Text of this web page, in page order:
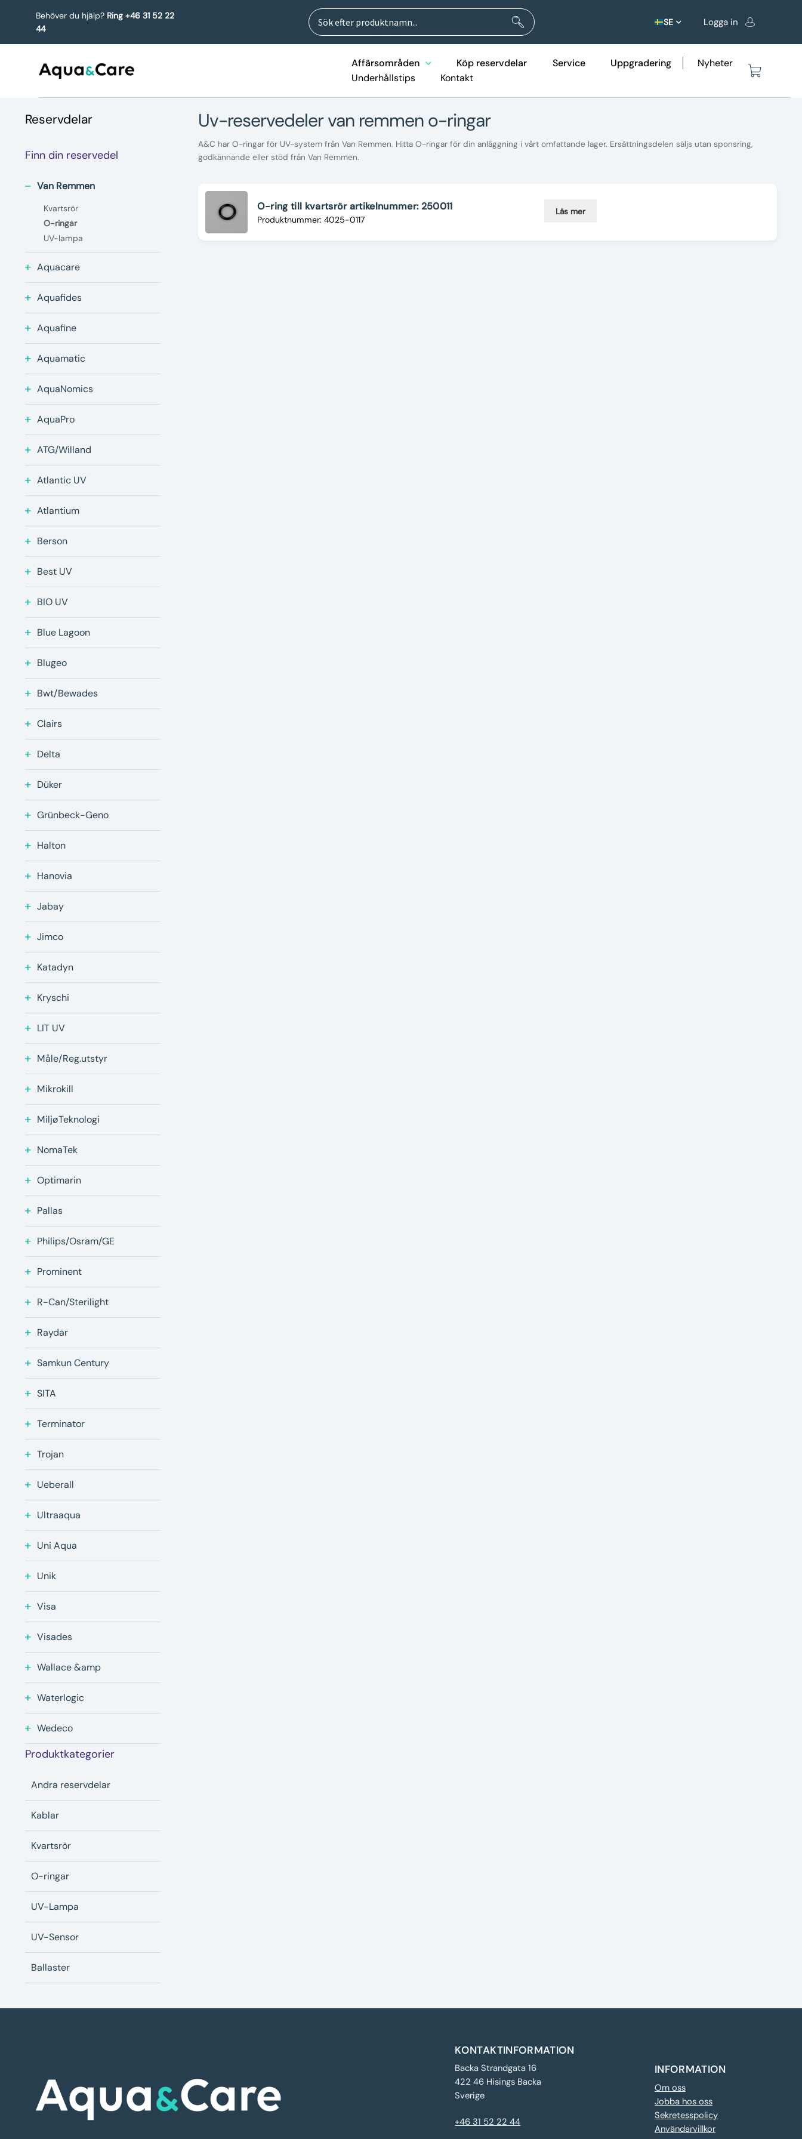
Behöver du hjälp? Ring +46 31 52 22
44
Sök
efter:
Sök
SE Logga in
Affärsområden Köp reservdelar Service Uppgradering
Nyheter
Underhållstips
Kontakt
uv-reservedeler van remmen o-ringar
A&C har O-ringar för UV-system från Van Remmen. Hitta O-ringar för din anläggning i vårt omfattande lager. Ersättningsdelen säljs utan sponsring,
godkännande eller stöd från Van Remmen.
O-ring till kvartsrör artikelnummer: 250011
Produktnummer: 4025-0117
Läs mer
Produktkategorier
Andra reservdelar
Kablar
Kvartsrör
O-ringar
UV-Lampa
UV-Sensor
Ballaster
Finn din reservedel
Aquacare
Aquafides
Aquafine
Aquamatic
AquaNomics
AquaPro
ATG/Willand
Atlantic UV
Atlantium
Berson
Best UV
BIO UV
Blue Lagoon
Blugeo
Bwt/Bewades
Clairs
Delta
Düker
Grünbeck-Geno
Halton
Hanovia
Jabay
Jimco
Katadyn
Kryschi
LIT UV
Måle/Reg.utstyr
Mikrokill
MiljøTeknologi
NomaTek
Optimarin
Pallas
Philips/Osram/GE
Prominent
R-Can/Sterilight
Raydar
Samkun Century
SITA
Terminator
Trojan
Ueberall
Ultraaqua
Uni Aqua
Unik
Van Remmen
Kvartsrör
O-ringar
UV-lampa
Visa
Visades
Wallace &amp
Waterlogic
Wedeco
Reservdelar
KONTAKTINFORMATION
Backa Strandgata 16
422 46 Hisings Backa
Sverige
+46 31 52 22 44
INFORMATION
Om oss
Jobba hos oss
Sekretesspolicy
Användarvillkor